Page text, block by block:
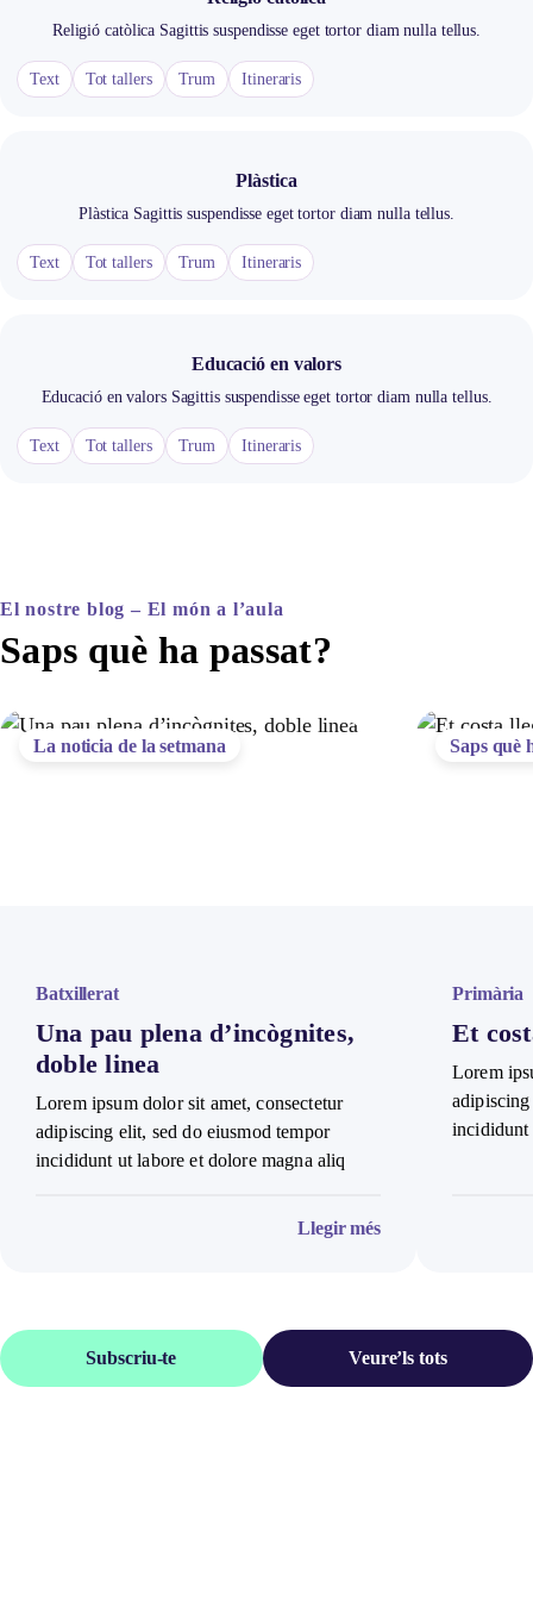
Religió catòlica Sagittis suspendisse eget tortor diam nulla tellus.
Text Tot tallers Trum Itineraris
Plàstica
Plàstica Sagittis suspendisse eget tortor diam nulla tellus.
Text Tot tallers Trum Itineraris
Educació en valors
Educació en valors Sagittis suspendisse eget tortor diam nulla tellus.
Text Tot tallers Trum Itineraris
El nostre blog – El món a l’aula
Saps què ha passat?
Subscriu-te Veure’ls tots
La noticia de la setmana
Batxillerat
Una pau plena d’incògnites,
doble linea
Lorem ipsum dolor sit amet, consectetur
adipiscing elit, sed do eiusmod tempor
incididunt ut labore et dolore magna aliq
Llegir més
Saps què
Primària
Et
Lorem
incididunt